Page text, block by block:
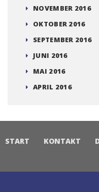
NOVEMBER 2016
OKTOBER 2016
SEPTEMBER 2016
JUNI 2016
MAI 2016
APRIL 2016
START KONTAKT